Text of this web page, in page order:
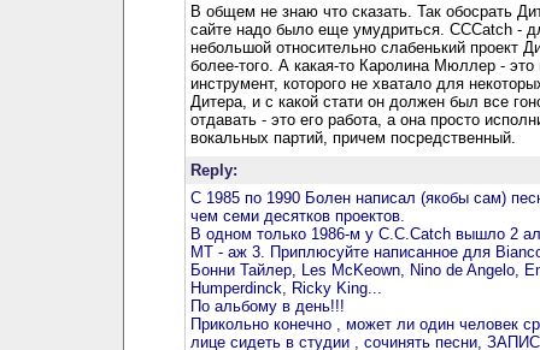
В общем не знаю что сказать. Так обосрать
сайте надо было еще умудриться. CCCatch -
небольшой относительно слабенький проект
более-того. А какая-то Каролина Мюллер - это
инструмент, которого не хватало для
Дитера, и с какой стати он должен был все
отдавать - это его работа, а она просто
вокальных партий, причем посредственный.
Reply:
С 1985 по 1990 Болен написал (якобы сам)
чем семи десятков проектов.
В одном только 1986-м у C.C.Catch вышло 2
МТ - аж 3. Приплюсуйте написанное для
Бонни Тайлер, Les McKeown, Nino de Angelo,
Humperdinck, Ricky King...
По альбому в день!!!
Прикольно конечно , может ли один человек
лице сидеть в студии , сочинять песни,